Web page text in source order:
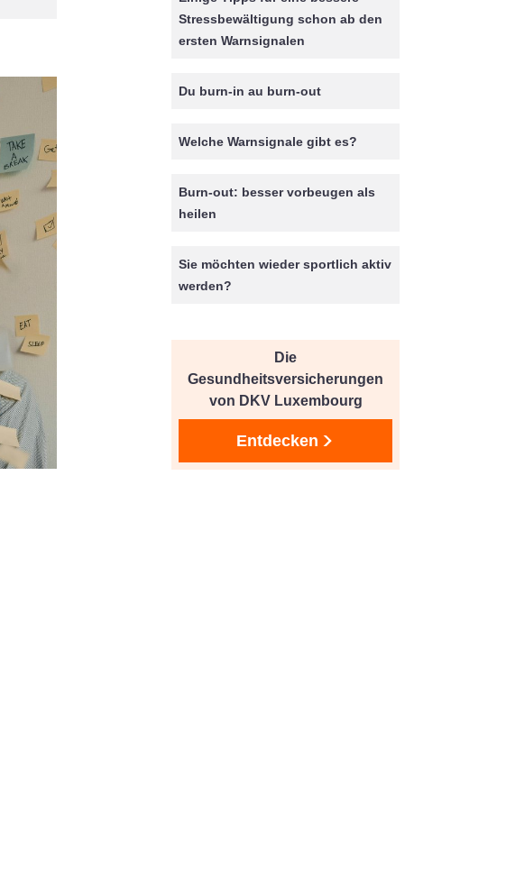
Stressbewältigung schon ab den
ersten Warnsignalen
Du burn-in au burn-out
Welche Warnsignale gibt es?
Burn-out: besser vorbeugen als
heilen
Sie möchten wieder sportlich aktiv
werden?
Die
Gesundheitsversicherungen
von DKV Luxembourg
Entdecken